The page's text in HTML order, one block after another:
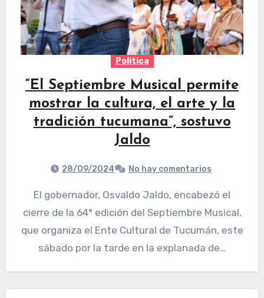
Politica
“El Septiembre Musical permite
mostrar la cultura, el arte y la
tradición tucumana”, sostuvo
Jaldo
28/09/2024 No hay comentarios
El gobernador, Osvaldo Jaldo, encabezó el
cierre de la 64° edición del Septiembre Musical,
que organiza el Ente Cultural de Tucumán, este
sábado por la tarde en la explanada de…